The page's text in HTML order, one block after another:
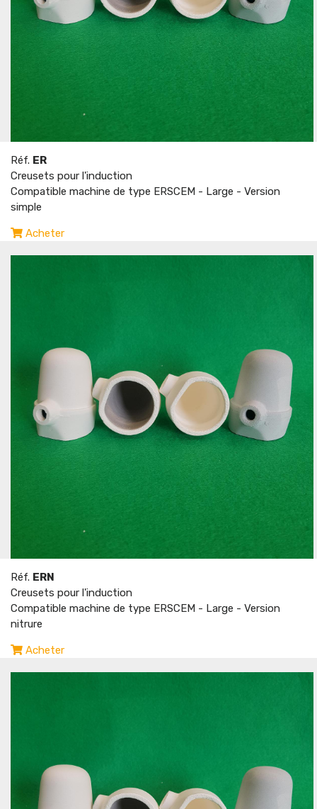
Réf. ER
Creusets pour l'induction
Compatible machine de type ERSCEM - Large - Version
simple
Acheter
Réf. ERN
Creusets pour l'induction
Compatible machine de type ERSCEM - Large - Version
nitrure
Acheter